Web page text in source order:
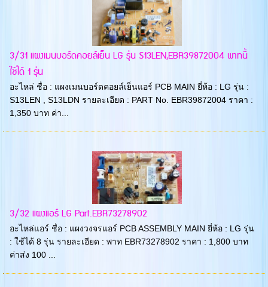
3/31 แผงเมนบอร์ดคอยล์เย็น LG รุ่น S13LEN,EBR39872004 พาทนี้
ใช้ได้ 1 รุ่น
อะไหล่ ชื่อ : แผงเมนบอร์ดคอยล์เย็นแอร์ PCB MAIN ยี่ห้อ : LG รุ่น :
S13LEN , S13LDN รายละเอียด : PART No. EBR39872004 ราคา :
1,350 บาท ค่า...
3/32 แผงแอร์ LG Part.EBR73278902
อะไหล่แอร์ ชื่อ : แผงวงจรแอร์ PCB ASSEMBLY MAIN ยี่ห้อ : LG รุ่น
: ใช้ได้ 8 รุ่น รายละเอียด : พาท EBR73278902 ราคา : 1,800 บาท
ค่าส่ง 100 ...